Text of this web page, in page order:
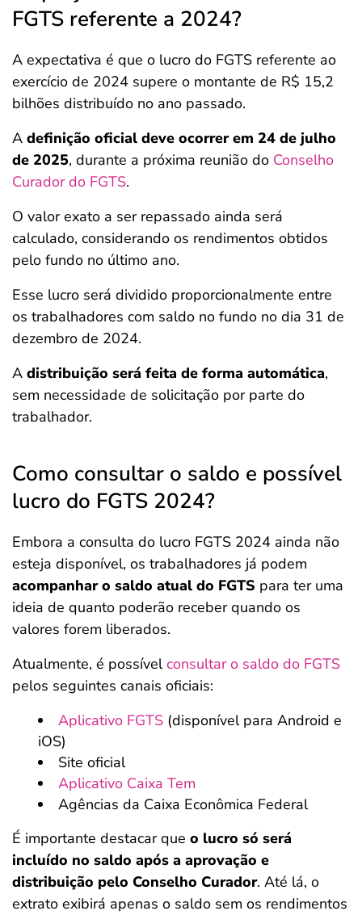
FGTS referente a 2024?
A expectativa é que o lucro do FGTS referente ao
exercício de 2024 supere o montante de R$ 15,2
bilhões distribuído no ano passado.
A definição oficial deve ocorrer em 24 de julho
de 2025, durante a próxima reunião do Conselho
Curador do FGTS.
O valor exato a ser repassado ainda será
calculado, considerando os rendimentos obtidos
pelo fundo no último ano.
Esse lucro será dividido proporcionalmente entre
os trabalhadores com saldo no fundo no dia 31 de
dezembro de 2024.
A distribuição será feita de forma automática,
sem necessidade de solicitação por parte do
trabalhador.
Como consultar o saldo e possível
lucro do FGTS 2024?
Embora a consulta do lucro FGTS 2024 ainda não
esteja disponível, os trabalhadores já podem
acompanhar o saldo atual do FGTS para ter uma
ideia de quanto poderão receber quando os
valores forem liberados.
Atualmente, é possívelconsultar o saldo do FGTS
pelos seguintes canais oficiais:
Aplicativo FGTS (disponível para Android e
iOS)
Site oficial
Aplicativo Caixa Tem
Agências da Caixa Econômica Federal
É importante destacar que o lucro só será
incluído no saldo após a aprovação e
distribuição pelo Conselho Curador. Até lá, o
extrato exibirá apenas o saldo sem os rendimentos